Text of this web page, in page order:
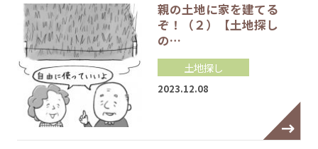
親の土地に家を建てる
ぞ！（２）【土地探し
の…
土地探し
2023.12.08